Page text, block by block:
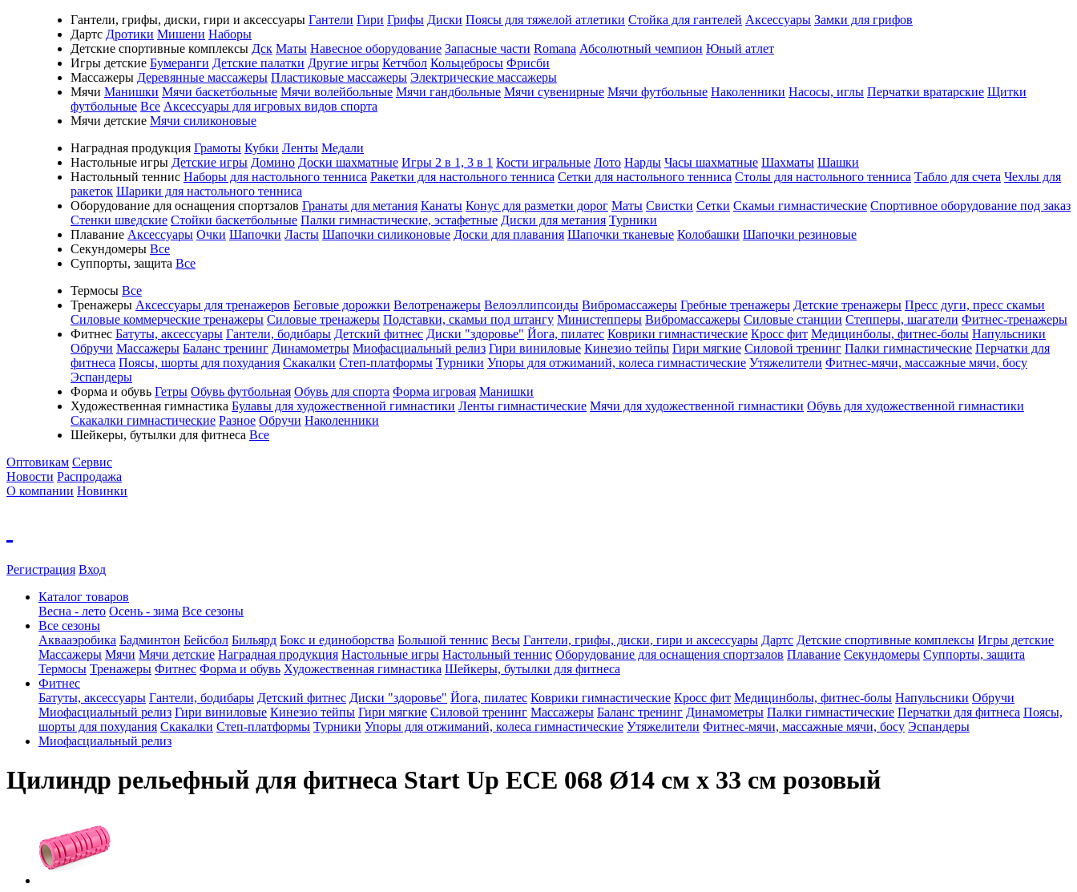
Гантели, грифы, диски, гири и аксессуары Гантели Гири Грифы Диски Поясы для тяжелой атлетики Стойка для гантелей Аксессуары Замки для грифов
Дартс Дротики Мишени Наборы
Детские спортивные комплексы Дск Маты Навесное оборудование Запасные части Romana Абсолютный чемпион Юный атлет
Игры детские Бумеранги Детские палатки Другие игры Кетчбол Кольцебросы Фрисби
Массажеры Деревянные массажеры Пластиковые массажеры Электрические массажеры
Мячи Манишки Мячи баскетбольные Мячи волейбольные Мячи гандбольные Мячи сувенирные Мячи футбольные Наколенники Насосы, иглы Перчатки вратарские Щитки
футбольные Все Аксессуары для игровых видов спорта
Мячи детские Мячи силиконовые
Наградная продукция Грамоты Кубки Ленты Медали
Настольные игры Детские игры Домино Доски шахматные Игры 2 в 1, 3 в 1 Кости игральные Лото Нарды Часы шахматные Шахматы Шашки
Настольный теннис Наборы для настольного тенниса Ракетки для настольного тенниса Сетки для настольного тенниса Столы для настольного тенниса Табло для счета Чехлы для
ракеток Шарики для настольного тенниса
Оборудование для оснащения спортзалов Гранаты для метания Канаты Конус для разметки дорог Маты Свистки Сетки Скамьи гимнастические Спортивное оборудование под заказ
Стенки шведские Стойки баскетбольные Палки гимнастические, эстафетные Диски для метания Турники
Плавание Аксессуары Очки Шапочки Ласты Шапочки силиконовые Доски для плавания Шапочки тканевые Колобашки Шапочки резиновые
Секундомеры Все
Суппорты, защита Все
Термосы Все
Тренажеры Аксессуары для тренажеров Беговые дорожки Велотренажеры Велоэллипсоиды Вибромассажеры Гребные тренажеры Детские тренажеры Пресс дуги, пресс скамьи
Силовые коммерческие тренажеры Силовые тренажеры Подставки, скамьи под штангу Министепперы Вибромассажеры Силовые станции Степперы, шагатели Фитнес-тренажеры
Фитнес Батуты, аксессуары Гантели, бодибары Детский фитнес Диски "здоровье" Йога, пилатес Коврики гимнастические Кросс фит Медицинболы, фитнес-болы Напульсники
Обручи Массажеры Баланс тренинг Динамометры Миофасциальный релиз Гири виниловые Кинезио тейпы Гири мягкие Силовой тренинг Палки гимнастические Перчатки для
фитнеса Поясы, шорты для похудания Скакалки Степ-платформы Турники Упоры для отжиманий, колеса гимнастические Утяжелители Фитнес-мячи, массажные мячи, босу
Эспандеры
Форма и обувь Гетры Обувь футбольная Обувь для спорта Форма игровая Манишки
Художественная гимнастика Булавы для художественной гимнастики Ленты гимнастические Мячи для художественной гимнастики Обувь для художественной гимнастики
Скакалки гимнастические Разное Обручи Наколенники
Шейкеры, бутылки для фитнеса Все
Оптовикам Сервис
Новости Распродажа
О компании Новинки
Регистрация Вход
Каталог товаров
Весна - лето Осень - зима Все сезоны
Все сезоны
Аквааэробика Бадминтон Бейсбол Бильярд Бокс и единоборства Большой теннис Весы Гантели, грифы, диски, гири и аксессуары Дартс Детские спортивные комплексы Игры детские
Массажеры Мячи Мячи детские Наградная продукция Настольные игры Настольный теннис Оборудование для оснащения спортзалов Плавание Секундомеры Суппорты, защита
Термосы Тренажеры Фитнес Форма и обувь Художественная гимнастика Шейкеры, бутылки для фитнеса
Фитнес
Батуты, аксессуары Гантели, бодибары Детский фитнес Диски "здоровье" Йога, пилатес Коврики гимнастические Кросс фит Медицинболы, фитнес-болы Напульсники Обручи
Миофасциальный релиз Гири виниловые Кинезио тейпы Гири мягкие Силовой тренинг Массажеры Баланс тренинг Динамометры Палки гимнастические Перчатки для фитнеса Поясы,
шорты для похудания Скакалки Степ-платформы Турники Упоры для отжиманий, колеса гимнастические Утяжелители Фитнес-мячи, массажные мячи, босу Эспандеры
Миофасциальный релиз
Цилиндр рельефный для фитнеса Start Up ЕСЕ 068 Ø14 см х 33 см розовый